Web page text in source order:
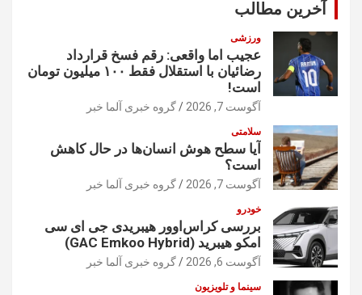
آخرین مطالب
ورزشی
عجیب اما واقعی: رقم فسخ قرارداد
رضائیان با استقلال فقط ۱۰۰ میلیون تومان
است!
آگوست 7, 2026 گروه خبری آلما خبر
سلامتی
آیا سطح هوش انسان‌ها در حال کاهش
است؟
آگوست 7, 2026 گروه خبری آلما خبر
خودرو
بررسی کراس‌اوور هیبریدی جی ای سی
امکو هیبرید (GAC Emkoo Hybrid)
آگوست 6, 2026 گروه خبری آلما خبر
سینما و تلویزیون